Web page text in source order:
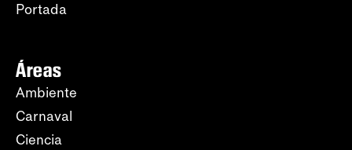
Portada
Áreas
Ambiente
Carnaval
Ciencia